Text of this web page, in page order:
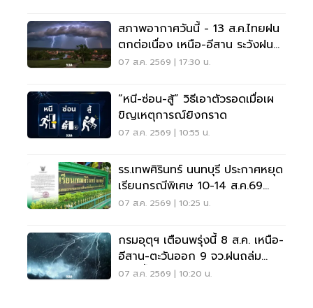
สภาพอากาศวันนี้ - 13 ส.ค.ไทยฝน
ตกต่อเนื่อง เหนือ-อีสาน ระวังฝน
ตกหนักมากบางแห่ง
07 ส.ค. 2569 | 17:30 น.
“หนี-ซ่อน-สู้” วิธีเอาตัวรอดเมื่อเผ
ขิญเหตุการณ์ยิงกราด
07 ส.ค. 2569 | 10:55 น.
รร.เทพศิรินทร์ นนทบุรี ประกาศหยุด
เรียนกรณีพิเศษ 10-14 ส.ค.69
หลังเหตุกราดยิง
07 ส.ค. 2569 | 10:25 น.
กรมอุตุฯ เตือนพรุ่งนี้ 8 ส.ค. เหนือ-
อีสาน-ตะวันออก 9 จว.ฝนถล่ม
ระวังน้ำท่วมฉับพลัน
07 ส.ค. 2569 | 10:20 น.